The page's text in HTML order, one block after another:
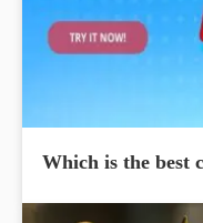
Which is the